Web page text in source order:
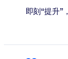
即刻“提升”